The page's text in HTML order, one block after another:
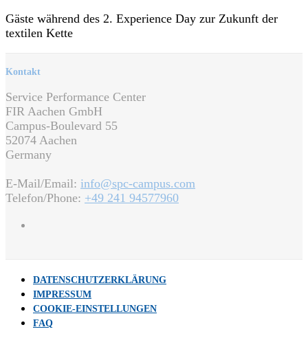
Gäste während des 2. Experience Day zur Zukunft der
textilen Kette
Kontakt
Service Performance Center
FIR Aachen GmbH
Campus-Boulevard 55
52074 Aachen
Germany
E-Mail/Email: info@spc-campus.com
Telefon/Phone: +49 241 94577960
DATENSCHUTZERKLÄRUNG
IMPRESSUM
COOKIE-EINSTELLUNGEN
FAQ